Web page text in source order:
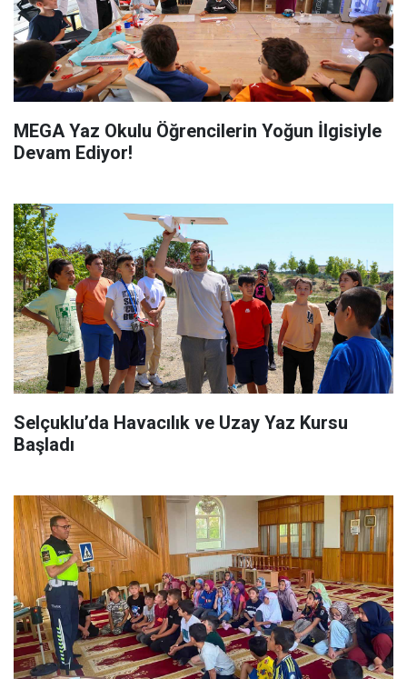
MEGA Yaz Okulu Öğrencilerin Yoğun İlgisiyle
Devam Ediyor!
Selçuklu’da Havacılık ve Uzay Yaz Kursu
Başladı